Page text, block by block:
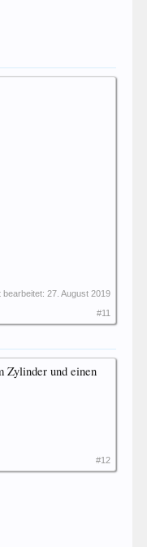
bearbeitet: 27. August 2019
#11
Zylinder und einen
#12